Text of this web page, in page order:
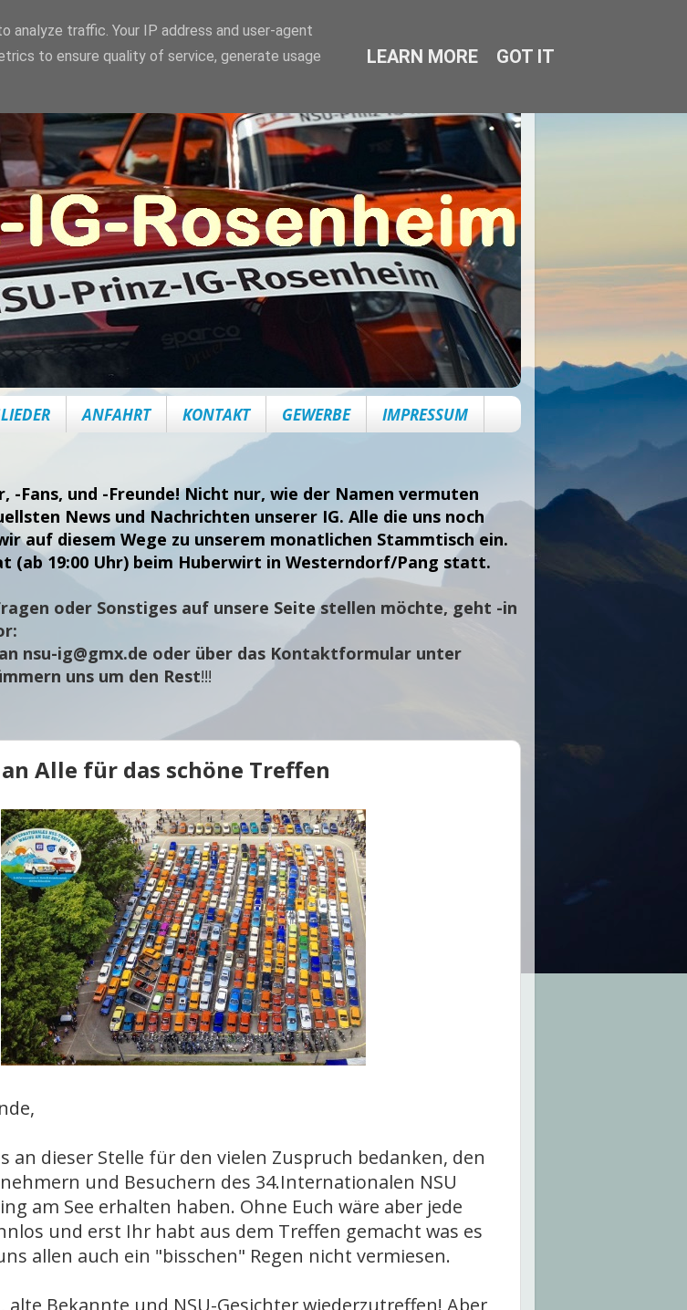
ANFAHRT KONTAKT GEWERBE IMPRESSUM
-Fans, und -Freunde! Nicht nur, wie der Namen vermuten
News und Nachrichten unserer IG. Alle die uns noch
auf diesem Wege zu unserem monatlichen Stammtisch ein.
(ab 19:00 Uhr) beim Huberwirt in Westerndorf/Pang statt.
oder Sonstiges auf unsere Seite stellen möchte, geht -in
nsu-ig@gmx.de oder über das Kontaktformular unter
uns um den Rest!!!
Alle für das schöne Treffen
an dieser Stelle für den vielen Zuspruch bedanken, den
und Besuchern des 34.Internationalen NSU
am See erhalten haben. Ohne Euch wäre aber jede
und erst Ihr habt aus dem Treffen gemacht was es
allen auch ein "bisschen" Regen nicht vermiesen.
alte Bekannte und NSU-Gesichter wiederzutreffen! Aber
traffic. Your IP address and user-agent
to ensure quality of service, generate usage
LEARN MORE GOT IT